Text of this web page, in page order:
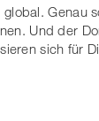
Genau
Und der
sich für